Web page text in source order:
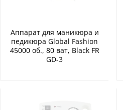
Аппарат для маникюра и
педикюра Global Fashion
45000 об., 80 ват, Black FR
GD-3